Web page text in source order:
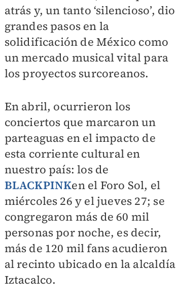
atrás y, un tanto ‘silencioso’, dio
grandes pasos en la
solidificación de México como
un mercado musical vital para
los proyectos surcoreanos.
En abril, ocurrieron los
conciertos que marcaron un
parteaguas en el impacto de
esta corriente cultural en
nuestro país: los de
BLACKPINKen el Foro Sol, el
miércoles 26 y el jueves 27; se
congregaron más de 60 mil
personas por noche, es decir,
más de 120 mil fans acudieron
al recinto ubicado en la alcaldía
Iztacalco.